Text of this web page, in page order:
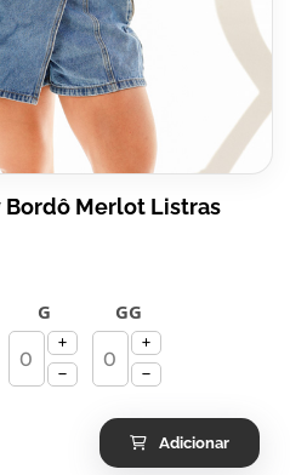
Bordô Merlot Listras
G GG
Adicionar